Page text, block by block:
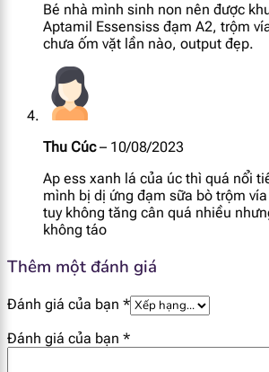
Bé nhà mình sinh non nên được
Aptamil Essensiss đạm A2, trộm
chưa ốm vặt lần nào, output đẹp.
Thu Cúc– 10/08/2023
Ap ess xanh lá của úc thì quá nổi
mình bị dị ứng đạm sữa bò trộm
tuy không tăng cân quá nhiều
không táo
Thêm một đánh giá
Đánh giá của bạn *
Đánh giá của bạn *